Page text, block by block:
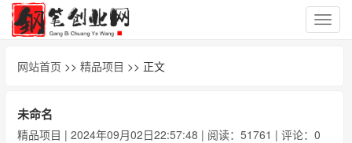
切
换
网站首页 >> 精品项目 >> 正文
未命名
精品项目 | 2024年09月02日22:57:48 | 阅读：51761 | 评论：0